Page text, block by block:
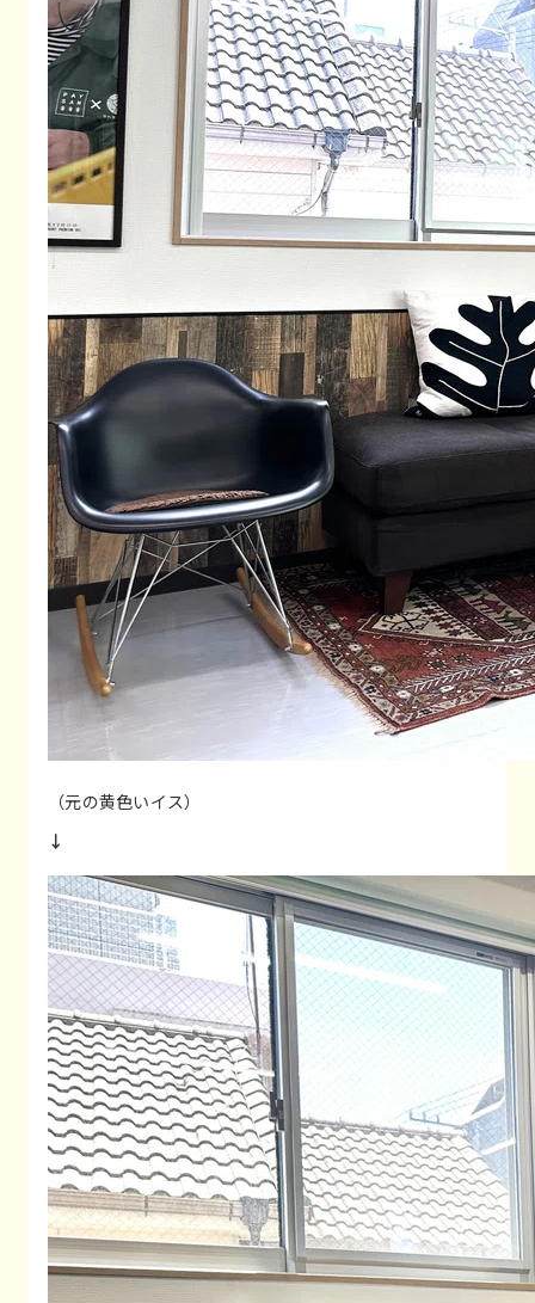
（元の黄色いイス）
↓